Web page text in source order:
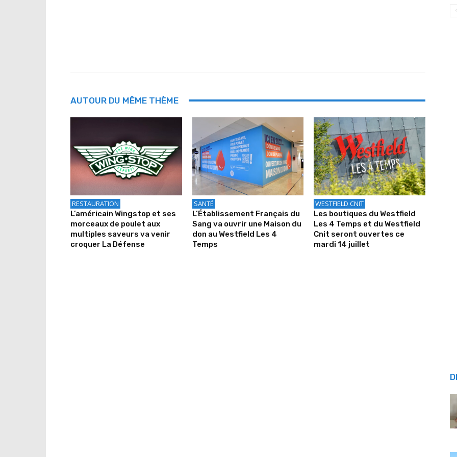
AUTOUR DU MÊME THÈME
RESTAURATION
L’américain Wingstop et ses
morceaux de poulet aux
multiples saveurs va venir
croquer La Défense
SANTÉ
L’Établissement Français du
Sang va ouvrir une Maison du
don au Westfield Les 4
Temps
WESTFIELD CNIT
Les boutiques du Westfield
Les 4 Temps et du Westfield
Cnit seront ouvertes ce
mardi 14 juillet